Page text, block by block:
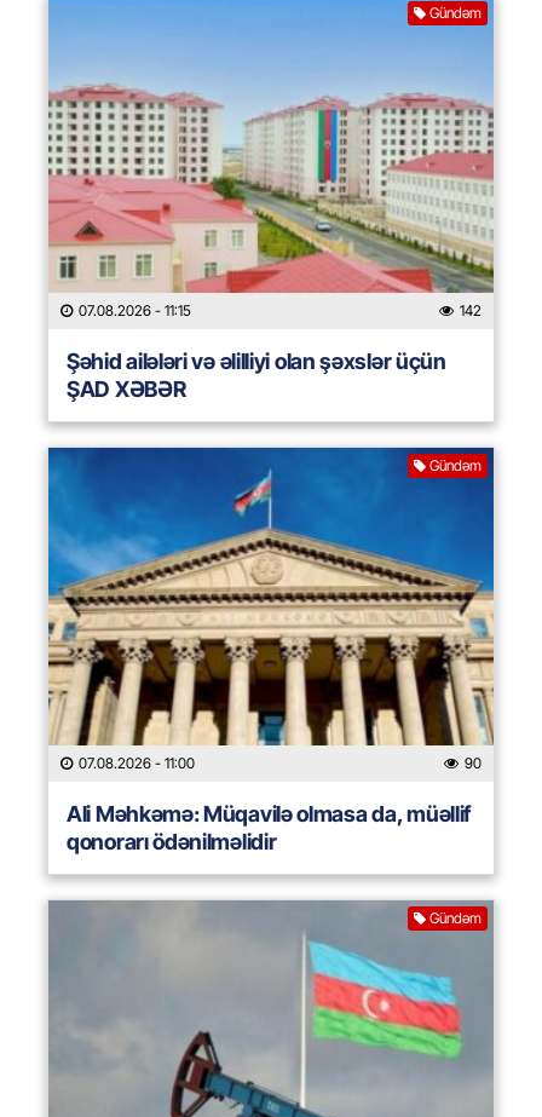
Gündəm
07.08.2026 - 11:15 142
Şəhid ailələri və əlilliyi olan şəxslər üçün
ŞAD XƏBƏR
Gündəm
07.08.2026 - 11:00 90
Ali Məhkəmə: Müqavilə olmasa da, müəllif
qonorarı ödənilməlidir
Gündəm